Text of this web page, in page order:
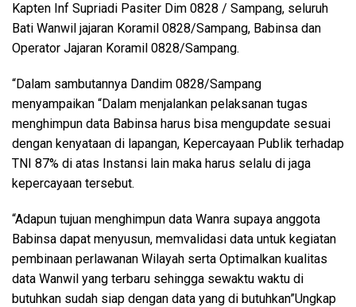
Kapten Inf Supriadi Pasiter Dim 0828 / Sampang, seluruh
Bati Wanwil jajaran Koramil 0828/Sampang, Babinsa dan
Operator Jajaran Koramil 0828/Sampang.
“Dalam sambutannya Dandim 0828/Sampang
menyampaikan “Dalam menjalankan pelaksanan tugas
menghimpun data Babinsa harus bisa mengupdate sesuai
dengan kenyataan di lapangan, Kepercayaan Publik terhadap
TNI 87% di atas Instansi lain maka harus selalu di jaga
kepercayaan tersebut.
“Adapun tujuan menghimpun data Wanra supaya anggota
Babinsa dapat menyusun, memvalidasi data untuk kegiatan
pembinaan perlawanan Wilayah serta Optimalkan kualitas
data Wanwil yang terbaru sehingga sewaktu waktu di
butuhkan sudah siap dengan data yang di butuhkan”Ungkap